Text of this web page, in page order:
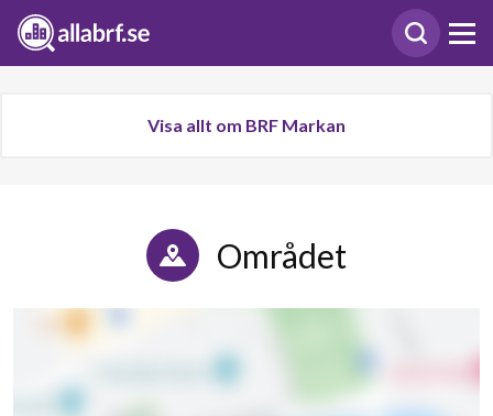
Visa allt om BRF Markan
Området